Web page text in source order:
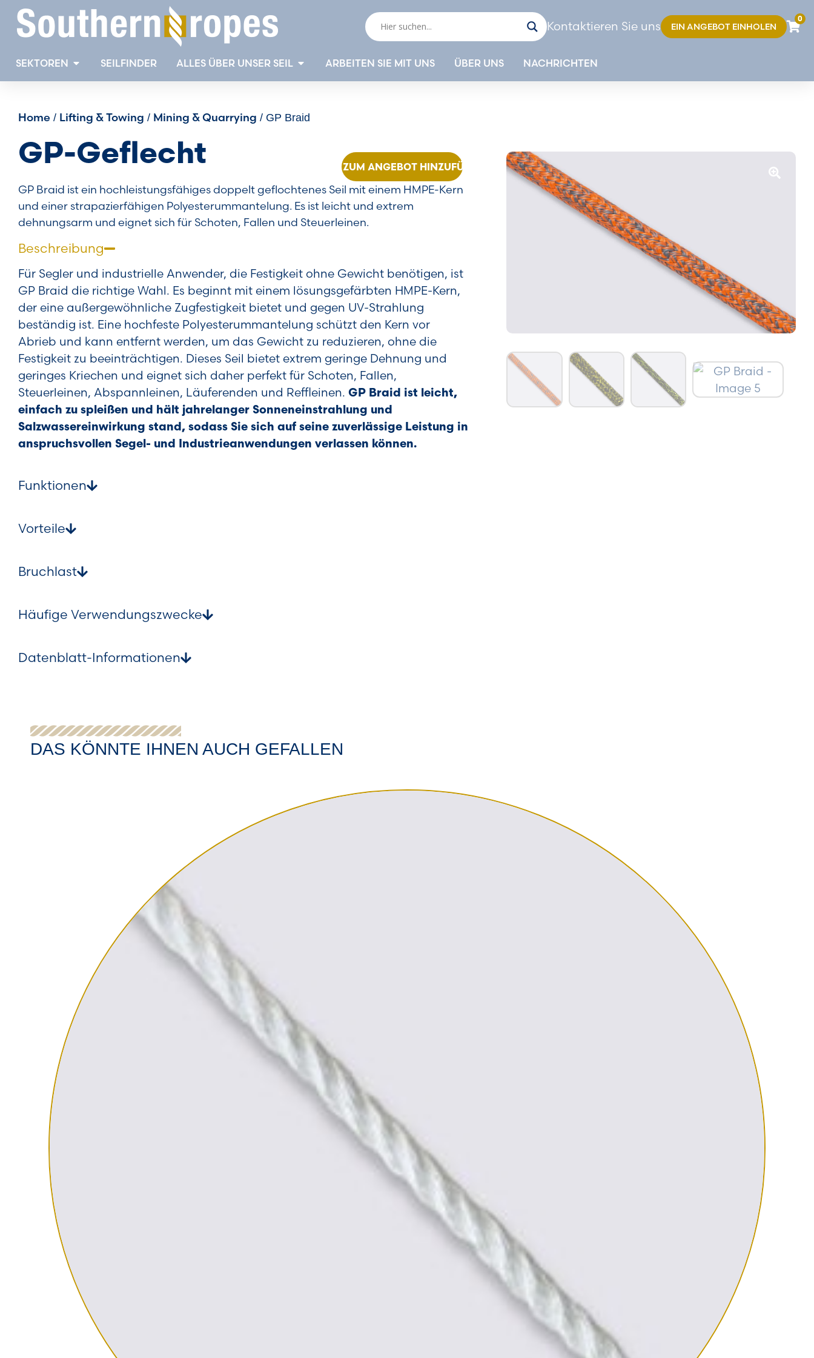
Kontaktieren Sie uns EIN ANGEBOT EINHOLEN
0
SEKTOREN SEILFINDER ALLES ÜBER UNSER SEIL ARBEITEN SIE MIT UNS ÜBER UNS NACHRICHTEN
Home / Lifting & Towing / Mining & Quarrying / GP Braid
GP-Geflecht ZUM ANGEBOT HINZUFÜGEN
GP Braid ist ein hochleistungsfähiges doppelt geflochtenes Seil mit einem HMPE-Kern
und einer strapazierfähigen Polyesterummantelung. Es ist leicht und extrem
dehnungsarm und eignet sich für Schoten, Fallen und Steuerleinen.
Beschreibung
Für Segler und industrielle Anwender, die Festigkeit ohne Gewicht benötigen, ist
GP Braid die richtige Wahl. Es beginnt mit einem lösungsgefärbten HMPE-Kern,
der eine außergewöhnliche Zugfestigkeit bietet und gegen UV-Strahlung
beständig ist. Eine hochfeste Polyesterummantelung schützt den Kern vor
Abrieb und kann entfernt werden, um das Gewicht zu reduzieren, ohne die
Festigkeit zu beeinträchtigen. Dieses Seil bietet extrem geringe Dehnung und
geringes Kriechen und eignet sich daher perfekt für Schoten, Fallen,
Steuerleinen, Abspannleinen, Läuferenden und Reffleinen. GP Braid ist leicht,
einfach zu spleißen und hält jahrelanger Sonneneinstrahlung und
Salzwassereinwirkung stand, sodass Sie sich auf seine zuverlässige Leistung in
anspruchsvollen Segel- und Industrieanwendungen verlassen können.
Funktionen
Vorteile
Bruchlast
Häufige Verwendungszwecke
Datenblatt-Informationen
DAS KÖNNTE IHNEN AUCH GEFALLEN